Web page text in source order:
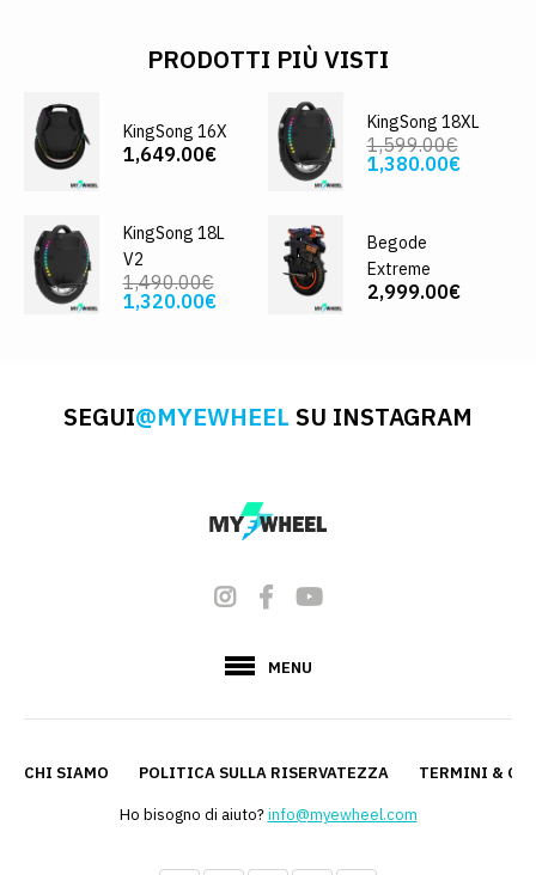
PRODOTTI PIÙ VISTI
KingSong 16X
1,649.00€
KingSong 18XL
1,599.00€
1,380.00€
KingSong 18L
V2
1,490.00€
1,320.00€
Begode
Extreme
2,999.00€
SEGUI@MYEWHEEL SU INSTAGRAM
MENU
CHI SIAMO POLITICA SULLA RISERVATEZZA TERMINI &
Ho bisogno di aiuto?info@myewheel.com